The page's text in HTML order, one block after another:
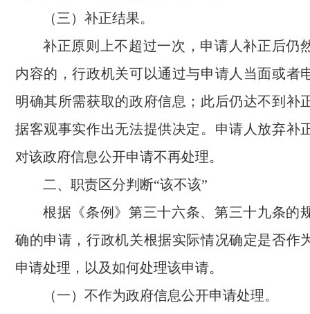
（三）补正结果。
补正原则上不超过一次，申请人补正后仍
内容的，行政机关可以通过与申请人当面或者
明确其所需获取的政府信息；此后仍达不到补
据客观事实作出无法提供决定。申请人放弃补
对该政府信息公开申请不再处理。
二、职责区分判断“该不该”
根据《条例》第三十六条、第三十九条的
确的申请，行政机关根据实际情况确定是否作
申请处理，以及如何处理该申请。
（一）不作为政府信息公开申请处理。